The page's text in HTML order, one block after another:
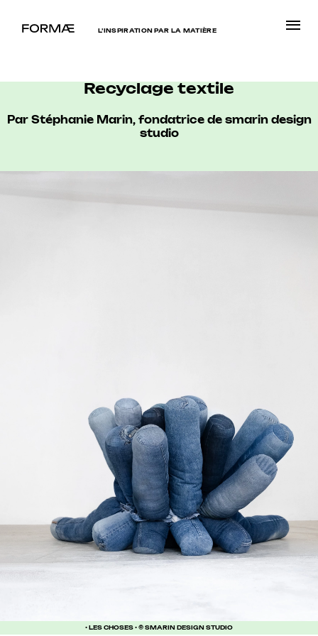
L’INSPIRATION PAR LA MATIÈRE
Recyclage textile
Par Stéphanie Marin, fondatrice de smarin design
studio
• LES CHOSES • © SMARIN DESIGN STUDIO